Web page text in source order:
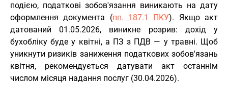
подією, податкові зобов'язання виникають на дату
оформлення документа (пп. 187.1 ПКУ). Якщо акт
датований 01.05.2026, виникне розрив: дохід у
бухобліку буде у квітні, а ПЗ з ПДВ — у травні. Щоб
уникнути ризиків заниження податкових зобов'язань
квітня, рекомендується датувати акт останнім
числом місяця надання послуг (30.04.2026).